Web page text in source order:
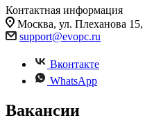
Контактная информация
Москва, ул. Плеханова
support@evopc.ru
Вконтакте
WhatsApp
Вакансии